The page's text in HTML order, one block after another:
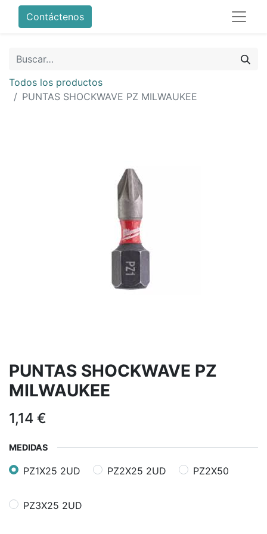
Contáctenos
Todos los productos
PUNTAS SHOCKWAVE PZ MILWAUKEE
PUNTAS SHOCKWAVE PZ
MILWAUKEE
1,14 €
MEDIDAS
PZ1X25 2UD PZ2X25 2UD PZ2X50
PZ3X25 2UD